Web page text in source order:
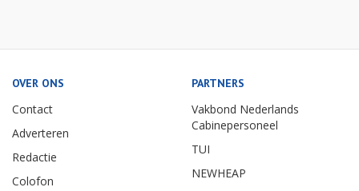
OVER ONS
Contact
Adverteren
Redactie
Colofon
PARTNERS
Vakbond Nederlands
Cabinepersoneel
TUI
NEWHEAP